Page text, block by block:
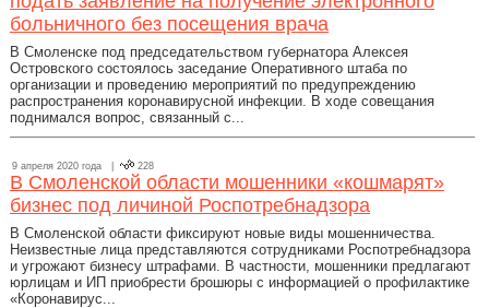
больничного без посещения врача
В Смоленске под председательством губернатора Алексея
Островского состоялось заседание Оперативного штаба по
организации и проведению мероприятий по предупреждению
распространения коронавирусной инфекции. В ходе совещания
поднимался вопрос, связанный с...
9 апреля 2020 года | 228
В Смоленской области мошенники «кошмарят»
бизнес под личиной Роспотребнадзора
В Смоленской области фиксируют новые виды мошенничества.
Неизвестные лица представляются сотрудниками Роспотребнадзора
и угрожают бизнесу штрафами. В частности, мошенники предлагают
юрлицам и ИП приобрести брошюры с информацией о профилактике
«Коронавирус...